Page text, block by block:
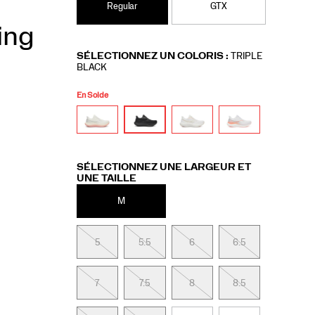
Regular GTX
Variations
SÉLECTIONNEZ UN COLORIS : TRIPLE
BLACK
En Solde
Variations
SÉLECTIONNEZ UNE LARGEUR ET
UNE TAILLE
M
5 5.5 6 6.5
7 7.5 8 8.5